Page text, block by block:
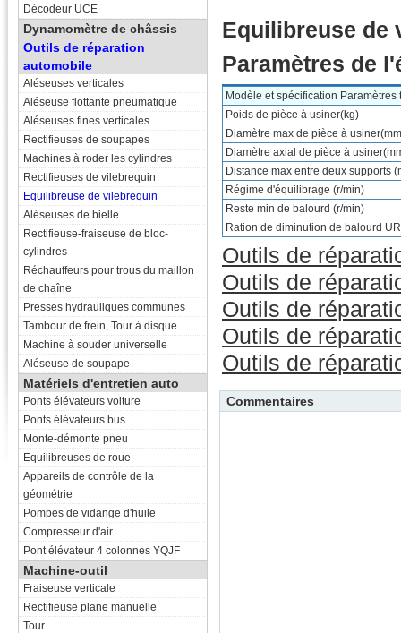
Décodeur UCE
Dynamomètre de châssis
Outils de réparation
automobile
Aléseuses verticales
Aléseuse flottante pneumatique
Aléseuses fines verticales
Rectifieuses de soupapes
Machines à roder les cylindres
Rectifieuses de vilebrequin
Equilibreuse de vilebrequin
Aléseuses de bielle
Rectifieuse-fraiseuse de bloc-
cylindres
Réchauffeurs pour trous du maillon
de chaîne
Presses hydrauliques communes
Tambour de frein, Tour à disque
Machine à souder universelle
Aléseuse de soupape
Matériels d'entretien auto
Ponts élévateurs voiture
Ponts élévateurs bus
Monte-démonte pneu
Equilibreuses de roue
Appareils de contrôle de la
géométrie
Pompes de vidange d'huile
Compresseur d'air
Pont élévateur 4 colonnes YQJF
Machine-outil
Fraiseuse verticale
Rectifieuse plane manuelle
Tour
Equilibreuse de
Paramètres de
Modèle et spécification
Poids de pièce à usiner(kg)
Diamètre max de pièce à
Diamètre axial de pièce à
Distance max entre deux supports
Régime d'équilibrage (r/min)
Reste min de balourd (r/min)
Ration de diminution de balourd
Outils de
Outils de
Outils de
Outils de
Outils de
Commentaires